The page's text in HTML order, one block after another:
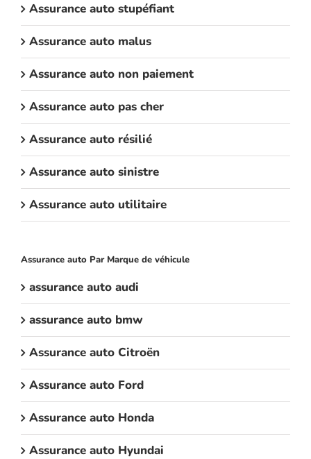
Assurance auto stupéfiant
Assurance auto malus
Assurance auto non paiement
Assurance auto pas cher
Assurance auto résilié
Assurance auto sinistre
Assurance auto utilitaire
Assurance auto Par Marque de véhicule
assurance auto audi
assurance auto bmw
Assurance auto Citroën
Assurance auto Ford
Assurance auto Honda
Assurance auto Hyundai